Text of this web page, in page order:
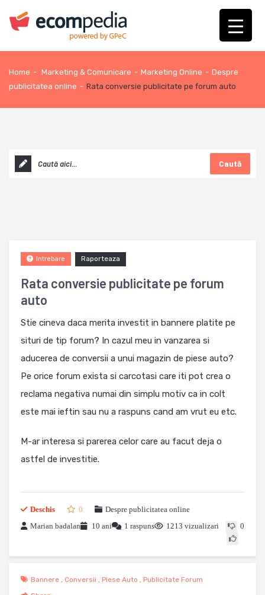
Home - Marketing & Comunicare - Marketing Online - Despre
publicitatea online - Rata conversie publicitate pe forum auto
Caută
Rata conversie publicitate pe forum
auto
Raporteaza
Intrebare
Stie cineva daca merita investit in bannere platite pe
situri de tip forum? In cazul meu in vanzarea si
aducerea de conversii a unui magazin de piese auto?
Pe orice forum exista si carcotasi care iti pot crea o
reclama negativa numai din simplu motiv ca in colt
este mai ieftin sau nu a raspuns cand am vrut eu etc.
M-ar interesa si parerea celor care au facut deja o
astfel de investitie.
Deschis 0
Despre publicitatea online
Marian badalan
10 ani 1 raspuns 1213 vizualizari 0
Bannere , Conversii , Piese Auto , Publicitate Forum